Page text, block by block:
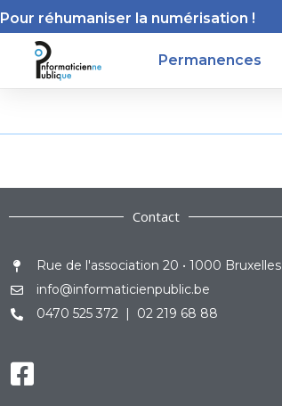
Pour réhumaniser la numérisation !
Permanences
Contact
Rue de l'association 20 • 1000 Bruxelles
info@informaticienpublic.be
0470 525 372 | 02 219 68 88